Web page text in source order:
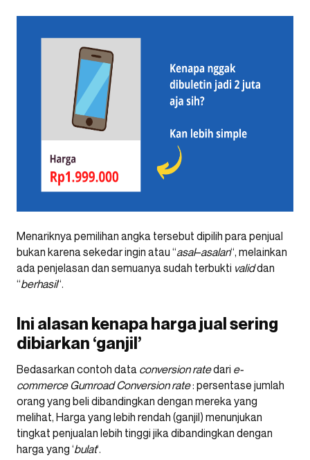
Menariknya pemilihan angka tersebut dipilih para penjual
bukan karena sekedar ingin atau “asal–asalan“, melainkan
ada penjelasan dan semuanya sudah terbukti validdan
“berhasil“.
Ini alasan kenapa harga jual sering
dibiarkan ‘ganjil’
Bedasarkan contoh data conversion ratedari e-
commerce Gumroad Conversion rate: persentase jumlah
orang yang beli dibandingkan dengan mereka yang
melihat, Harga yang lebih rendah (ganjil) menunjukan
tingkat penjualan lebih tinggi jika dibandingkan dengan
harga yang ‘bulat‘.